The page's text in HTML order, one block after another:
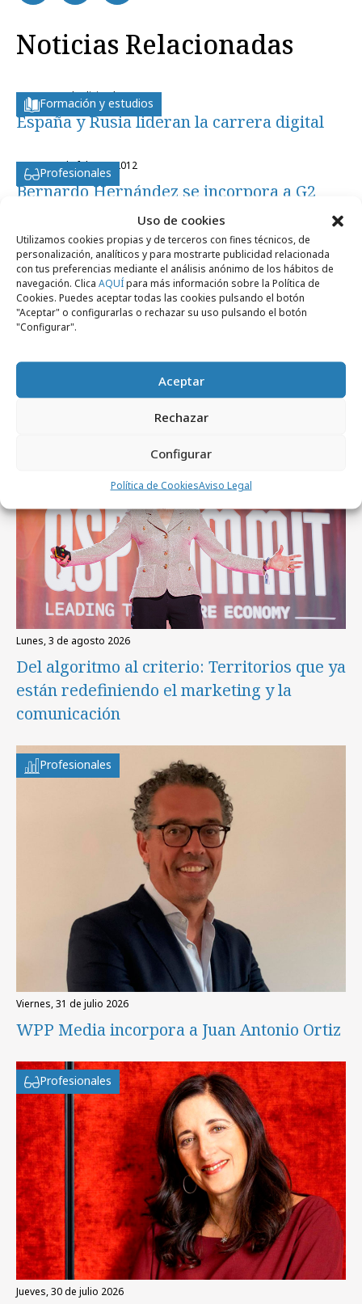
Uso de cookies
Utilizamos cookies propias y de terceros con fines técnicos, de
personalización, analíticos y para mostrarte publicidad relacionada
con tus preferencias mediante el análisis anónimo de los hábitos de
navegación. Clica AQUÍpara más información sobre la Política de
Cookies. Puedes aceptar todas las cookies pulsando el botón
"Aceptar" o configurarlas o rechazar su uso pulsando el botón
"Configurar".
Aceptar
Rechazar
Configurar
Política de CookiesAviso Legal
Noticias Relacionadas
Formación y estudios
martes, 11 de diciembre 2012
España y Rusia lideran la carrera digital
Profesionales
lunes, 20 de febrero 2012
Bernardo Hernández se incorpora a G2
Profesionales
lunes, 19 de diciembre 2011
César Montes ficha por G2
Artículos recientes
lunes, 3 de agosto 2026
Del algoritmo al criterio: Territorios que ya
están redefiniendo el marketing y la
comunicación
Profesionales
viernes, 31 de julio 2026
WPP Media incorpora a Juan Antonio Ortiz
Profesionales
jueves, 30 de julio 2026